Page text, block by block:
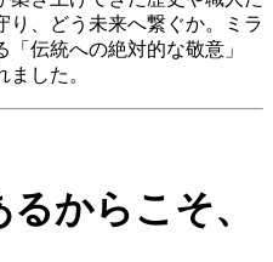
り、どう未来へ繋ぐか。ミラ
伝統への絶対的な敬意」
した。
からこそ、